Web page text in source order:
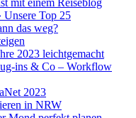
mit einem Reiseblog
Unsere Top 25
das weg?
2023 leichtgemacht
ins & Co – Workflow
2023
in NRW